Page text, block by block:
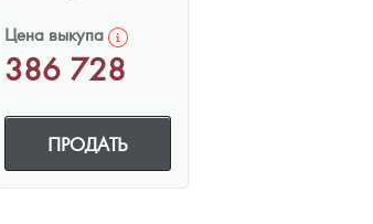
Цена выкупа
386 728
ПРОДАТЬ